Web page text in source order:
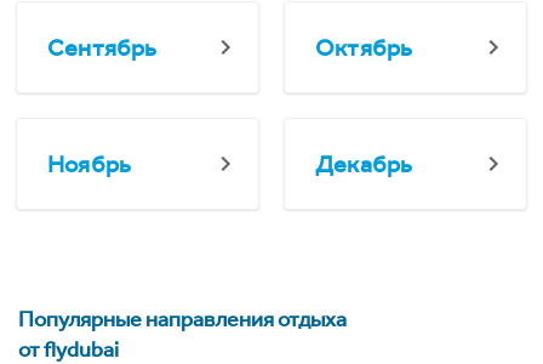
Сентябрь Октябрь
Ноябрь Декабрь
Популярные направления отдыха
от flydubai